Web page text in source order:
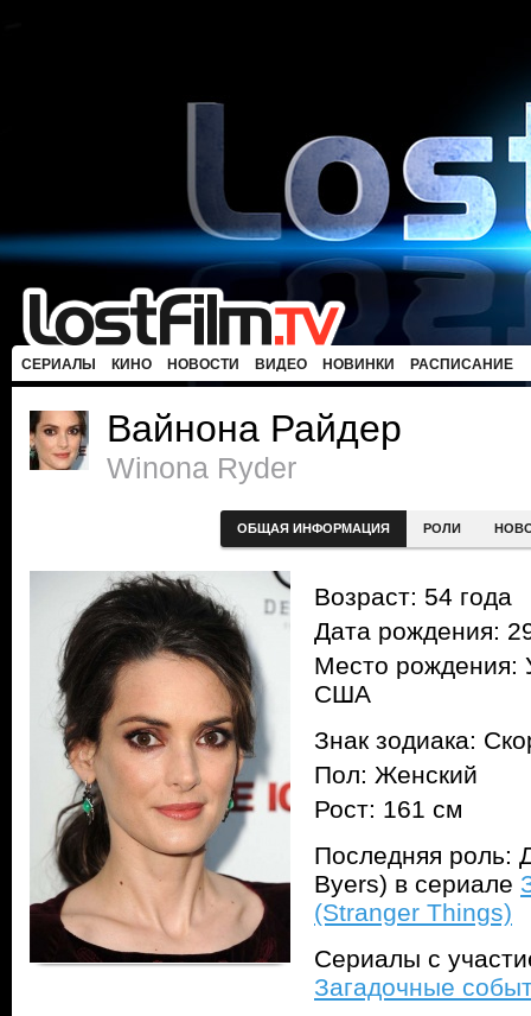
СЕРИАЛЫ КИНО НОВОСТИ ВИДЕО НОВИНКИ РАСПИСАНИЕ
Вайнона Райдер
Winona Ryder
ОБЩАЯ ИНФОРМАЦИЯ РОЛИ
Возраст: 54 года
Дата рождения:
Место рождения:
США
Знак зодиака:
Пол: Женский
Рост: 161 см
Последняя роль:
Byers) в сериале
(Stranger Things)
Сериалы с
Загадочные